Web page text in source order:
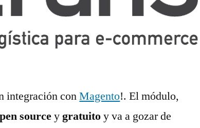
integración conMagento!. El módulo,
sourceygratuitoy va a gozar de